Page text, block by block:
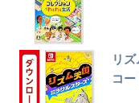
リ
コー